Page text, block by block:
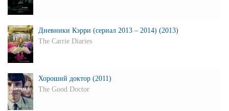
Дневники Кэрри (сериал 2013 – 2014) (2013)
The Carrie Diaries
Хороший доктор (2011)
The Good Doctor